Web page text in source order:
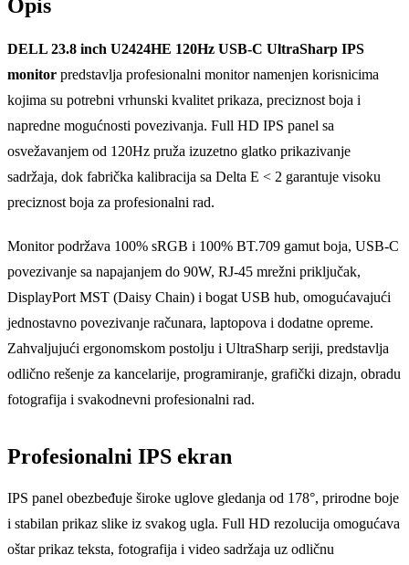
Opis
DELL 23.8 inch U2424HE 120Hz USB-C UltraSharp IPS
monitor predstavlja profesionalni monitor namenjen korisnicima
kojima su potrebni vrhunski kvalitet prikaza, preciznost boja i
napredne mogućnosti povezivanja. Full HD IPS panel sa
osvežavanjem od 120Hz pruža izuzetno glatko prikazivanje
sadržaja, dok fabrička kalibracija sa Delta E < 2 garantuje visoku
preciznost boja za profesionalni rad.
Monitor podržava 100% sRGB i 100% BT.709 gamut boja, USB-C
povezivanje sa napajanjem do 90W, RJ-45 mrežni priključak,
DisplayPort MST (Daisy Chain) i bogat USB hub, omogućavajući
jednostavno povezivanje računara, laptopova i dodatne opreme.
Zahvaljujući ergonomskom postolju i UltraSharp seriji, predstavlja
odlično rešenje za kancelarije, programiranje, grafički dizajn, obradu
fotografija i svakodnevni profesionalni rad.
Profesionalni IPS ekran
IPS panel obezbeđuje široke uglove gledanja od 178°, prirodne boje
i stabilan prikaz slike iz svakog ugla. Full HD rezolucija omogućava
oštar prikaz teksta, fotografija i video sadržaja uz odličnu